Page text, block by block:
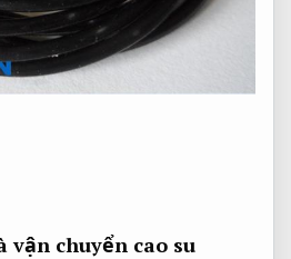
vận chuyển cao su